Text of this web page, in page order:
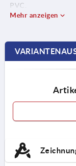
PVC.
8-polig Länge 10
(4-polig Länge 3
Kontakt:
Kontaktoberfläche:
Verriegelung:
Mehr anzeigen